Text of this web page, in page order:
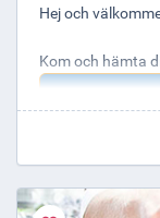
Hej och
Kom och hämta